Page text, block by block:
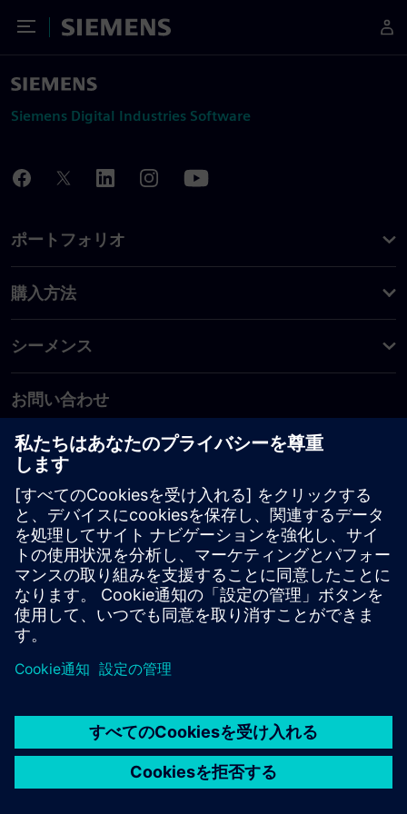
Toggle Menu
Siemens
Siemens Digital Industries Software
ポートフォリオ
購入方法
シーメンス
お問い合わせ
PLM製品のお問い合わせ
EDA製品のお問い合わせ
世界各地の事業拠点
サポート・センター
ご意見・ご要望
違法コピーの連絡先
© Siemens2026
タル・ミレニアム著作権法 (DMCA)
内部通報